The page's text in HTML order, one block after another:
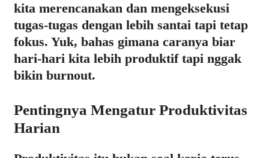
kita merencanakan dan mengeksekusi
tugas-tugas dengan lebih santai tapi tetap
fokus. Yuk, bahas gimana caranya biar
hari-hari kita lebih produktif tapi nggak
bikin burnout.
Pentingnya Mengatur Produktivitas
Harian